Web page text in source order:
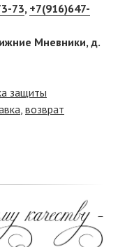
73, +7(916)647-
Мневники, д.
защиты
, возврат